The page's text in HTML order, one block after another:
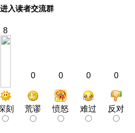
入读者交流群
8
刻
0
荒谬
0
愤怒
0
难过
0
反对